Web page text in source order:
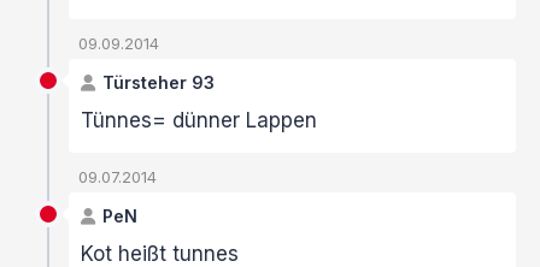
09.09.2014
Türsteher 93
Tünnes= dünner Lappen
09.07.2014
PeN
Kot heißt tunnes